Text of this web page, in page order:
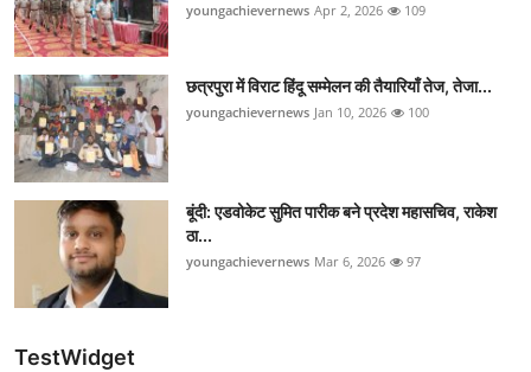
youngachievernews Apr 2, 2026 109
छत्रपुरा में विराट हिंदू सम्मेलन की तैयारियाँ तेज, तेजा...
youngachievernews Jan 10, 2026 100
बूंदी: एडवोकेट सुमित पारीक बने प्रदेश महासचिव, राकेश
ठा...
youngachievernews Mar 6, 2026 97
TestWidget